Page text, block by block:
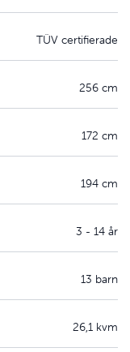
TÜV certifierade
256 cm
172 cm
194 cm
3 - 14 år
13 barn
26,1 kvm